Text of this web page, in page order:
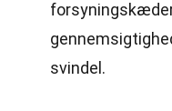
svindel.